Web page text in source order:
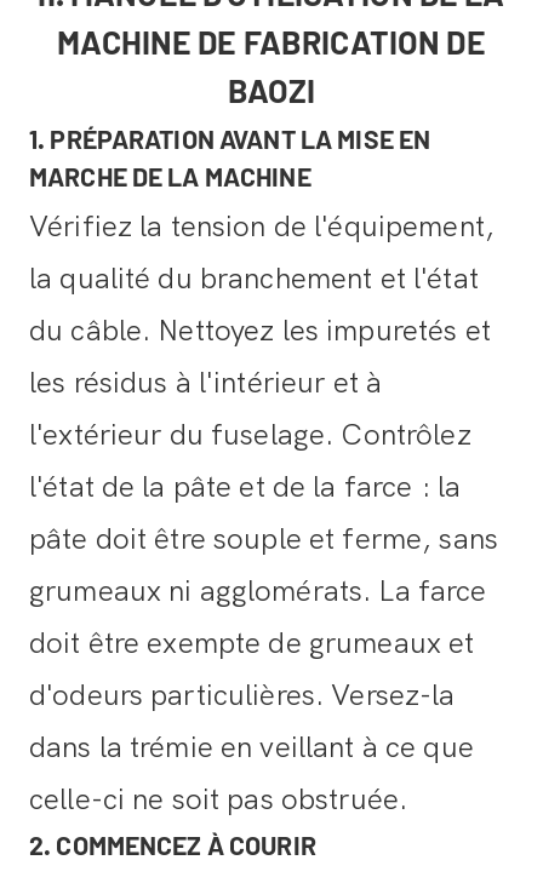
MACHINE DE FABRICATION DE
BAOZI
1. PRÉPARATION AVANT LA MISE EN
MARCHE DE LA MACHINE
Vérifiez la tension de l'équipement,
la qualité du branchement et l'état
du câble. Nettoyez les impuretés et
les résidus à l'intérieur et à
l'extérieur du fuselage. Contrôlez
l'état de la pâte et de la farce : la
pâte doit être souple et ferme, sans
grumeaux ni agglomérats. La farce
doit être exempte de grumeaux et
d'odeurs particulières. Versez-la
dans la trémie en veillant à ce que
celle-ci ne soit pas obstruée.
2. COMMENCEZ À COURIR